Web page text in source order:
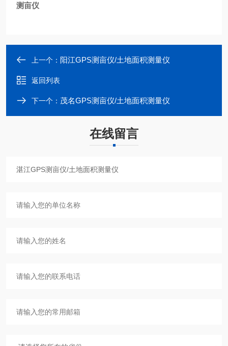
测亩仪
上一个： 阳江GPS测亩仪/土地面积测量仪
返回列表
下一个： 茂名GPS测亩仪/土地面积测量仪
在线留言